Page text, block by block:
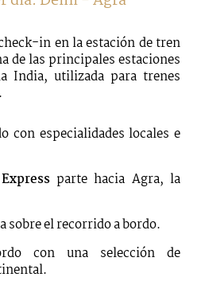
in en la estación de tren
de las principales estaciones
India, utilizada para trenes
con especialidades locales e
parte hacia Agra, la
sobre el recorrido a bordo.
con una selección de